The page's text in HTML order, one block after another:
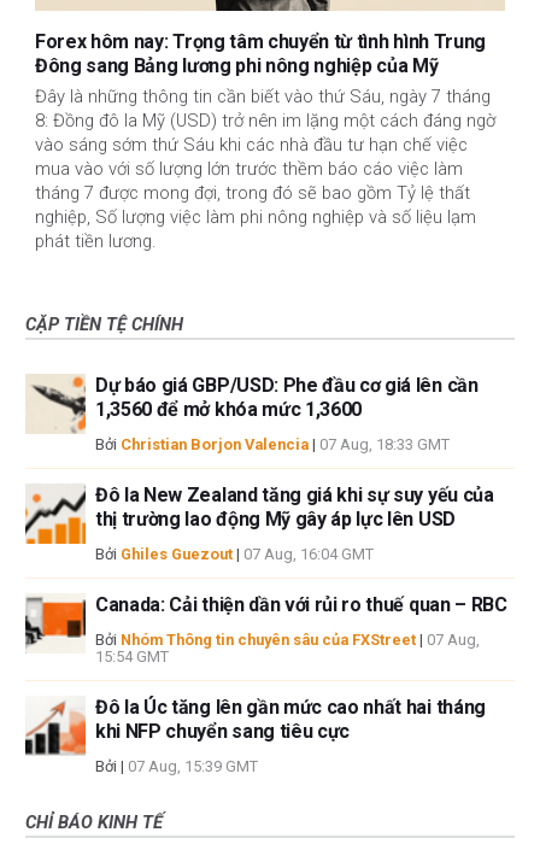
Forex hôm nay: Trọng tâm chuyển từ tình hình Trung
Đông sang Bảng lương phi nông nghiệp của Mỹ
Đây là những thông tin cần biết vào thứ Sáu, ngày 7 tháng
8: Đồng đô la Mỹ (USD) trở nên im lặng một cách đáng ngờ
vào sáng sớm thứ Sáu khi các nhà đầu tư hạn chế việc
mua vào với số lượng lớn trước thềm báo cáo việc làm
tháng 7 được mong đợi, trong đó sẽ bao gồm Tỷ lệ thất
nghiệp, Số lượng việc làm phi nông nghiệp và số liệu lạm
phát tiền lương.
CẶP TIỀN TỆ CHÍNH
Dự báo giá GBP/USD: Phe đầu cơ giá lên cần
1,3560 để mở khóa mức 1,3600
Bởi Christian Borjon Valencia | 07 Aug, 18:33 GMT
Đô la New Zealand tăng giá khi sự suy yếu của
thị trường lao động Mỹ gây áp lực lên USD
Bởi Ghiles Guezout | 07 Aug, 16:04 GMT
Canada: Cải thiện dần với rủi ro thuế quan – RBC
Bởi Nhóm Thông tin chuyên sâu của FXStreet | 07 Aug,
15:54 GMT
Đô la Úc tăng lên gần mức cao nhất hai tháng
khi NFP chuyển sang tiêu cực
Bởi | 07 Aug, 15:39 GMT
CHỈ BÁO KINH TẾ